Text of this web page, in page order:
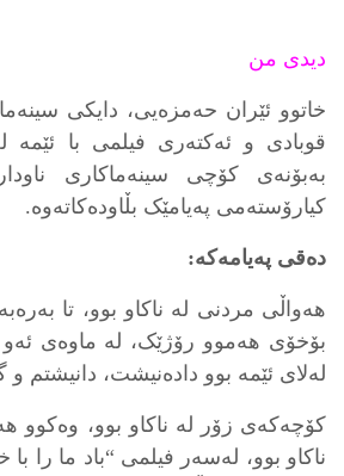
دیدی من
خاتوو ئێران حەمزەیی، دایکی
قوبادی و ئەکتەری فیلمی با
بەبۆنەی کۆچی سینەماکاری
کیارۆستەمی پەیامێک بڵاودەکاتەوە.
دەقی پەیامەکە:
هەواڵی مردنی لە ناکاو بوو، تا
بۆخۆی هەموو رۆژێک، لە ماوەی
لەلای ئێمە بوو دادەنیشت، دانیشتم و
کۆچەکەی زۆر لە ناکاو بوو، وەکوو
ناکاو بوو، لەسەر فیلمی “باد ما را با